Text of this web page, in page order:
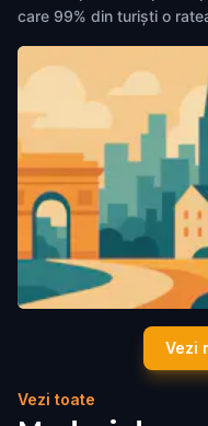
care 99% din turiști o
Rachel Revere Square
United States of
Vezi
Vezi toate